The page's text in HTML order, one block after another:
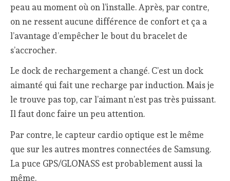
peau au moment où on l’installe. Après, par contre,
on ne ressent aucune différence de confort et ça a
l’avantage d’empêcher le bout du bracelet de
s’accrocher.
Le dock de rechargement a changé. C’est un dock
aimanté qui fait une recharge par induction. Mais je
le trouve pas top, car l’aimant n’est pas très puissant.
Il faut donc faire un peu attention.
Par contre, le capteur cardio optique est le même
que sur les autres montres connectées de Samsung.
La puce GPS/GLONASS est probablement aussi la
même.